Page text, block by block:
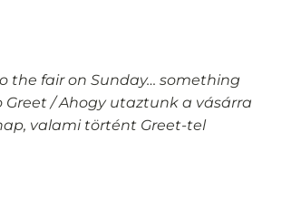
the fair on Sunday… something
/ Ahogy utaztunk a vásárra
valami történt Greet-tel